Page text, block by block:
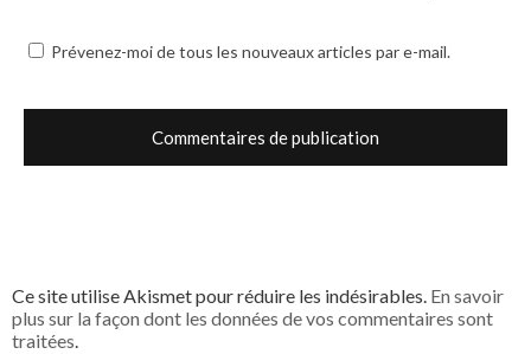
Prévenez-moi de tous les nouveaux articles par e-mail.
Ce site utilise Akismet pour réduire les indésirables. En savoir
plus sur la façon dont les données de vos commentaires sont
traitées.